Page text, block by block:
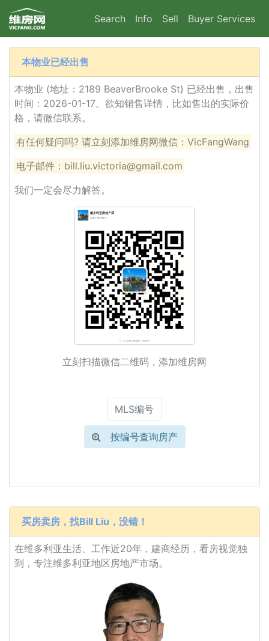
Search Info Sell Buyer Services
本物业已经出售
本物业 (地址：2189 BeaverBrooke St) 已经出售，出售
时间：2026-01-17。欲知销售详情，比如售出的实际价
格，请微信联系。
有任何疑问吗? 请立刻添加维房网微信：VicFangWang
电子邮件：bill.liu.victoria@gmail.com
我们一定会尽力解答。
立刻扫描微信二维码，添加维房网
按编号查询房产
买房卖房，找Bill Liu，没错！
在维多利亚生活、工作近20年，建商经历，看房视觉独
到，专注维多利亚地区房地产市场。